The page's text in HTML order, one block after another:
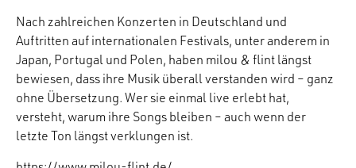
Nach zahlreichen Konzerten in Deutschland und
Auftritten auf internationalen Festivals, unter anderem in
Japan, Portugal und Polen, haben milou & flint längst
bewiesen, dass ihre Musik überall verstanden wird – ganz
ohne Übersetzung. Wer sie einmal live erlebt hat,
versteht, warum ihre Songs bleiben – auch wenn der
letzte Ton längst verklungen ist.